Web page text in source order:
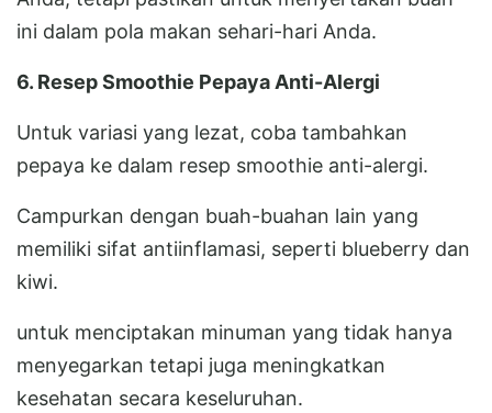
ini dalam pola makan sehari-hari Anda.
6. Resep Smoothie Pepaya Anti-Alergi
Untuk variasi yang lezat, coba tambahkan
pepaya ke dalam resep smoothie anti-alergi.
Campurkan dengan buah-buahan lain yang
memiliki sifat antiinflamasi, seperti blueberry dan
kiwi.
untuk menciptakan minuman yang tidak hanya
menyegarkan tetapi juga meningkatkan
kesehatan secara keseluruhan.